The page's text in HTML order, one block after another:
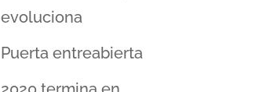
evoluciona
Puerta entreabierta